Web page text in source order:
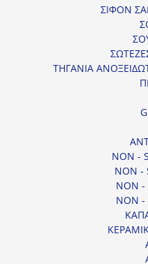
ΣΙΦΟΝ
ΤΗΓΑΝΙΑ
NON -
NON -
NON -
NON -